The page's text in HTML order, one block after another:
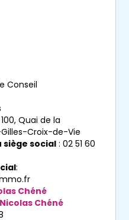
Conseil
Quai de la
Croix-de-Vie
siège social : 02 51 60
:
Chéné
Nicolas Chéné
bien
votre